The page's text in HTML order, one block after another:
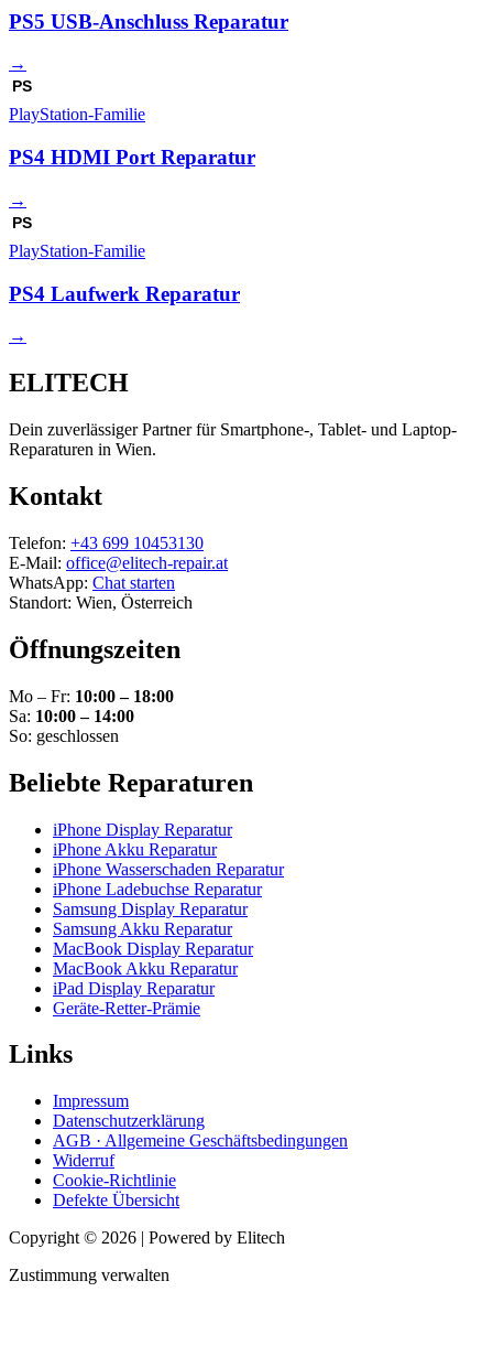
PS5 USB-Anschluss Reparatur
→
PS
PlayStation-Familie
PS4 HDMI Port Reparatur
→
PS
PlayStation-Familie
PS4 Laufwerk Reparatur
→
ELITECH
Dein zuverlässiger Partner für Smartphone-, Tablet- und Laptop-
Reparaturen in Wien.
Kontakt
Telefon: +43 699 10453130
E-Mail: office@elitech-repair.at
WhatsApp: Chat starten
Standort: Wien, Österreich
Öffnungszeiten
Mo – Fr: 10:00 – 18:00
Sa: 10:00 – 14:00
So: geschlossen
Beliebte Reparaturen
iPhone Display Reparatur
iPhone Akku Reparatur
iPhone Wasserschaden Reparatur
iPhone Ladebuchse Reparatur
Samsung Display Reparatur
Samsung Akku Reparatur
MacBook Display Reparatur
MacBook Akku Reparatur
iPad Display Reparatur
Geräte-Retter-Prämie
Links
Impressum
Datenschutzerklärung
AGB · Allgemeine Geschäftsbedingungen
Widerruf
Cookie-Richtlinie
Defekte Übersicht
Copyright © 2026 | Powered by Elitech
Zustimmung verwalten